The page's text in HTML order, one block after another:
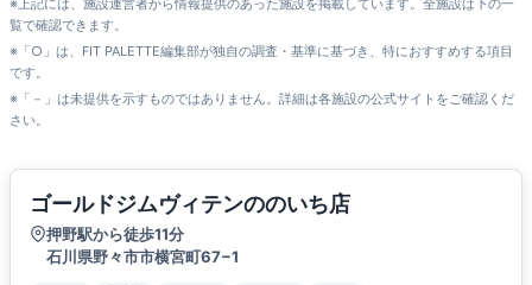
※上記には、施設運営者から情報提供のあった施設を掲載しています。全施設は下の一
覧で確認できます。
※「○」は、FIT PALETTE編集部が独自の調査・基準に基づき、特におすすめする項目
です。
※「－」は未提供を示すものではありません。詳細は各施設の公式サイトをご確認くだ
さい。
ゴールドジムヴィテンののいち店
押野駅から徒歩11分
石川県野々市市横宮町67−1